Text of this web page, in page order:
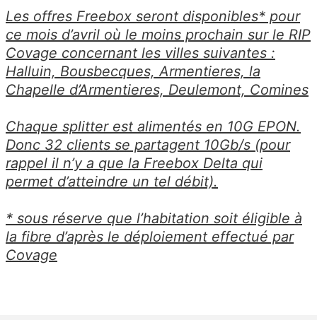
Les offres Freebox seront disponibles* pour
ce mois d’avril où le moins prochain sur le RIP
Covage concernant les villes suivantes :
Halluin, Bousbecques, Armentieres, la
Chapelle d’Armentieres, Deulemont, Comines
Chaque splitter est alimentés en 10G EPON.
Donc 32 clients se partagent 10Gb/s (pour
rappel il n’y a que la Freebox Delta qui
permet d’atteindre un tel débit).
* sous réserve que l’habitation soit éligible à
la fibre d’après le déploiement effectué par
Covage